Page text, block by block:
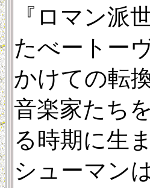
『ロマン派
たべートー
かけての転
音楽家たち
る時期に生
シューマン